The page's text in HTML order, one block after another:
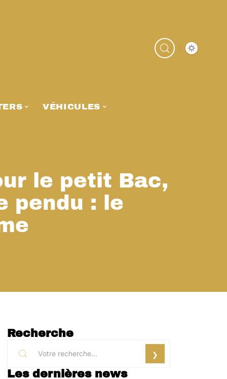
VÉHICULES
le petit Bac,
pendu : le
Recherche
Les dernières news